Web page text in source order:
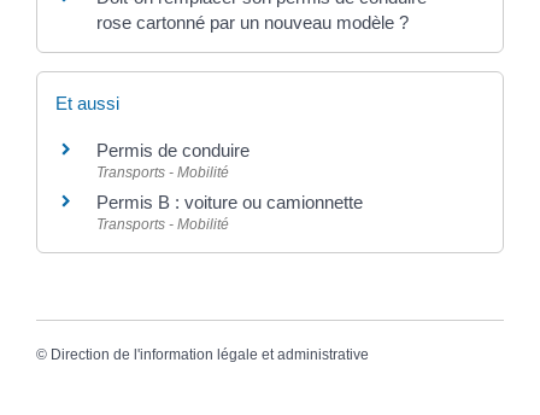
rose cartonné par un nouveau modèle ?
Et aussi
Permis de conduire
Transports - Mobilité
Permis B : voiture ou camionnette
Transports - Mobilité
© Direction de l'information légale et administrative